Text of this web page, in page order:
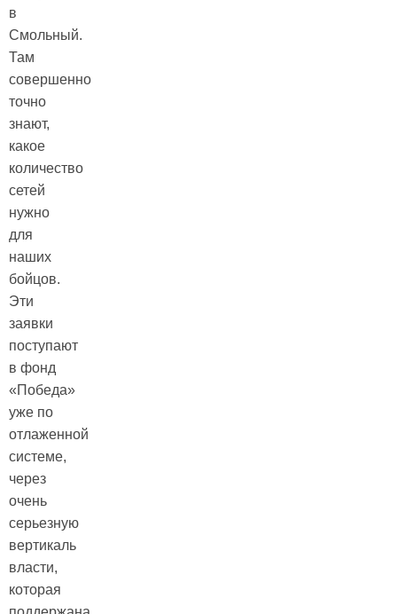
в
Смольный.
Там
совершенно
точно
знают,
какое
количество
сетей
нужно
для
наших
бойцов.
Эти
заявки
поступают
в фонд
«Победа»
уже по
отлаженной
системе,
через
очень
серьезную
вертикаль
власти,
которая